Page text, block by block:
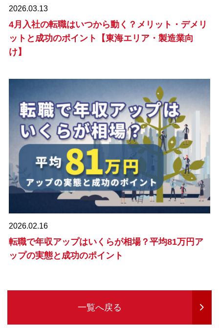
2026.03.13
4月入社の転職はいつから動く？メリット・デメリ
ットと成功のポイント【東海エリア・製造業向
け】
2026.02.16
転職で年収アップはいくらが相場？平均81万円ア
ップの実態と成功のポイント
一覧へ戻る